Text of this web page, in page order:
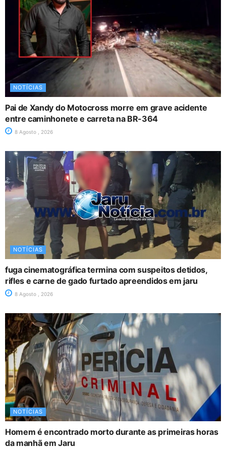
NOTÍCIAS
Pai de Xandy do Motocross morre em grave acidente
entre caminhonete e carreta na BR-364
8 Agosto , 2026
NOTÍCIAS
fuga cinematográfica termina com suspeitos detidos,
rifles e carne de gado furtado apreendidos em jaru
8 Agosto , 2026
NOTÍCIAS
Homem é encontrado morto durante as primeiras horas
da manhã em Jaru